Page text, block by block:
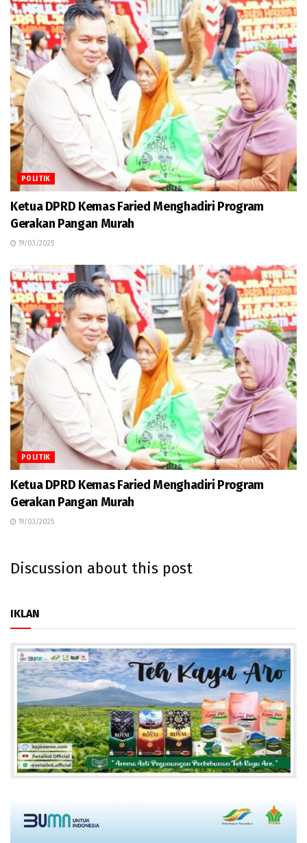
POLITIK
Ketua DPRD Kemas Faried Menghadiri Program
Gerakan Pangan Murah
19/03/2025
POLITIK
Ketua DPRD Kemas Faried Menghadiri Program
Gerakan Pangan Murah
19/03/2025
Discussion about this post
IKLAN